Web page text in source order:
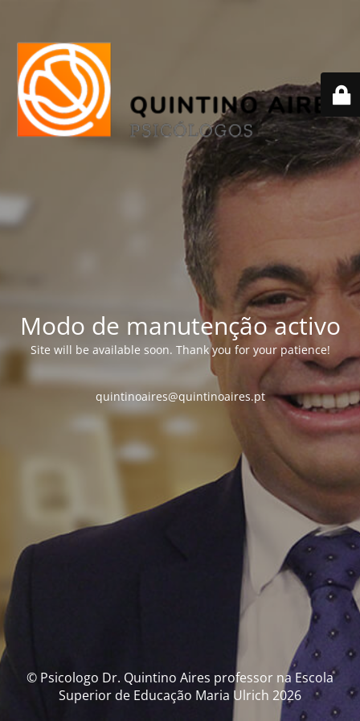
Modo de manutenção activo
Site will be available soon. Thank you for your patience!
quintinoaires@quintinoaires.pt
© Psicologo Dr. Quintino Aires professor na Escola
Superior de Educação Maria Ulrich 2026